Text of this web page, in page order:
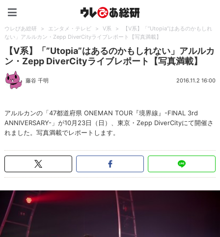
ウレぴあ総研 > エンタメ・テレビ > V系 >
【V系】「”Utopia”はあるのかもしれ
ない」アルルカン・Zepp DiverCityライブレポート【写真満載】
【V系】「”Utopia”はあるのかもしれない」アルルカ
ン・Zepp DiverCityライブレポート【写真満載】
藤谷 千明 2016.11.2 16:00
アルルカンの「47都道府県 ONEMAN TOUR『境界線』-FINAL 3rd
ANNIVERSARY-」が10月23日（日）、東京・Zepp DiverCityにて開催さ
れました。写真満載でレポートします。